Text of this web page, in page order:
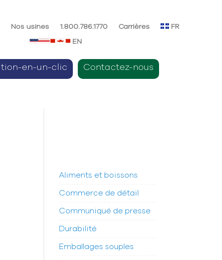
Nos usines 1.800.786.1770 Carrières FR
EN
en-un-clic Contactez-nous
Aliments et boissons
Commerce de détail
Communiqué de presse
Durabilité
Emballages souples